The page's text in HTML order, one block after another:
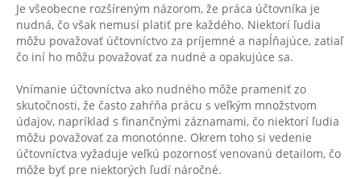
Je všeobecne rozšíreným názorom, že práca účtovníka je
nudná, čo však nemusí platiť pre každého. Niektorí ľudia
môžu považovať účtovníctvo za príjemné a napĺňajúce, zatiaľ
čo iní ho môžu považovať za nudné a opakujúce sa.
Vnímanie účtovníctva ako nudného môže prameniť zo
skutočnosti, že často zahŕňa prácu s veľkým množstvom
údajov, napríklad s finančnými záznamami, čo niektorí ľudia
môžu považovať za monotónne. Okrem toho si vedenie
účtovníctva vyžaduje veľkú pozornosť venovanú detailom, čo
môže byť pre niektorých ľudí náročné.